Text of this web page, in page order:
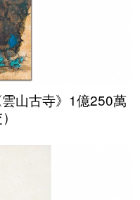
山古寺》1億250萬